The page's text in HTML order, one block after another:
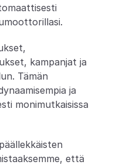
kampanjat ja
Tämän
ja
monimutkaisissa
että